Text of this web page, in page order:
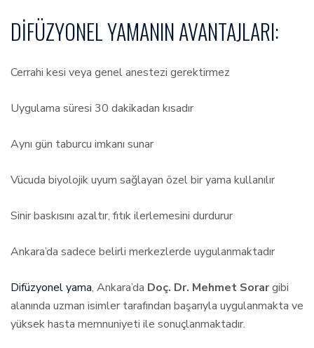
DIFÜZYONEL YAMANIN AVANTAJLARI:
Cerrahi kesi veya genel anestezi gerektirmez
Uygulama süresi 30 dakikadan kısadır
Aynı gün taburcu imkanı sunar
Vücuda biyolojik uyum sağlayan özel bir yama kullanılır
Sinir baskısını azaltır, fıtık ilerlemesini durdurur
Ankara’da sadece belirli merkezlerde uygulanmaktadır
Difüzyonel yama, Ankara’da Doç. Dr. Mehmet Sorargibi
alanında uzman isimler tarafından başarıyla uygulanmakta ve
yüksek hasta memnuniyeti ile sonuçlanmaktadır.